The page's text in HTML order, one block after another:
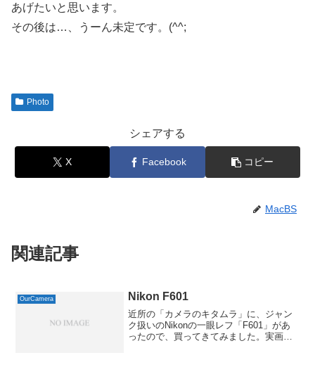
あげたいと思います。
その後は…、うーん未定です。(^^;
Photo
シェアする
X Facebook コピー
MacBS
関連記事
OurCamera Nikon F601
近所の「カメラのキタムラ」に、ジャン
ク扱いのNikonの一眼レフ「F601」があ
ったので、買ってきてみました。実画像